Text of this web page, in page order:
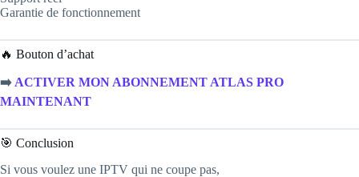
Garantie de fonctionnement
🔥 Bouton d’achat
➡️ ACTIVER MON ABONNEMENT ATLAS PRO
MAINTENANT
🎯 Conclusion
Si vous voulez une IPTV qui ne coupe pas,